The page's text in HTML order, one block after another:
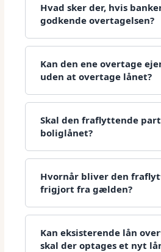
Hvad sker der, hvis
godkende overtagelsen?
Kan den ene overtage
uden at overtage lånet?
Skal den fraflyttende
boliglånet?
Hvornår bliver den
frigjort fra gælden?
Kan eksisterende lån
skal der optages et nyt